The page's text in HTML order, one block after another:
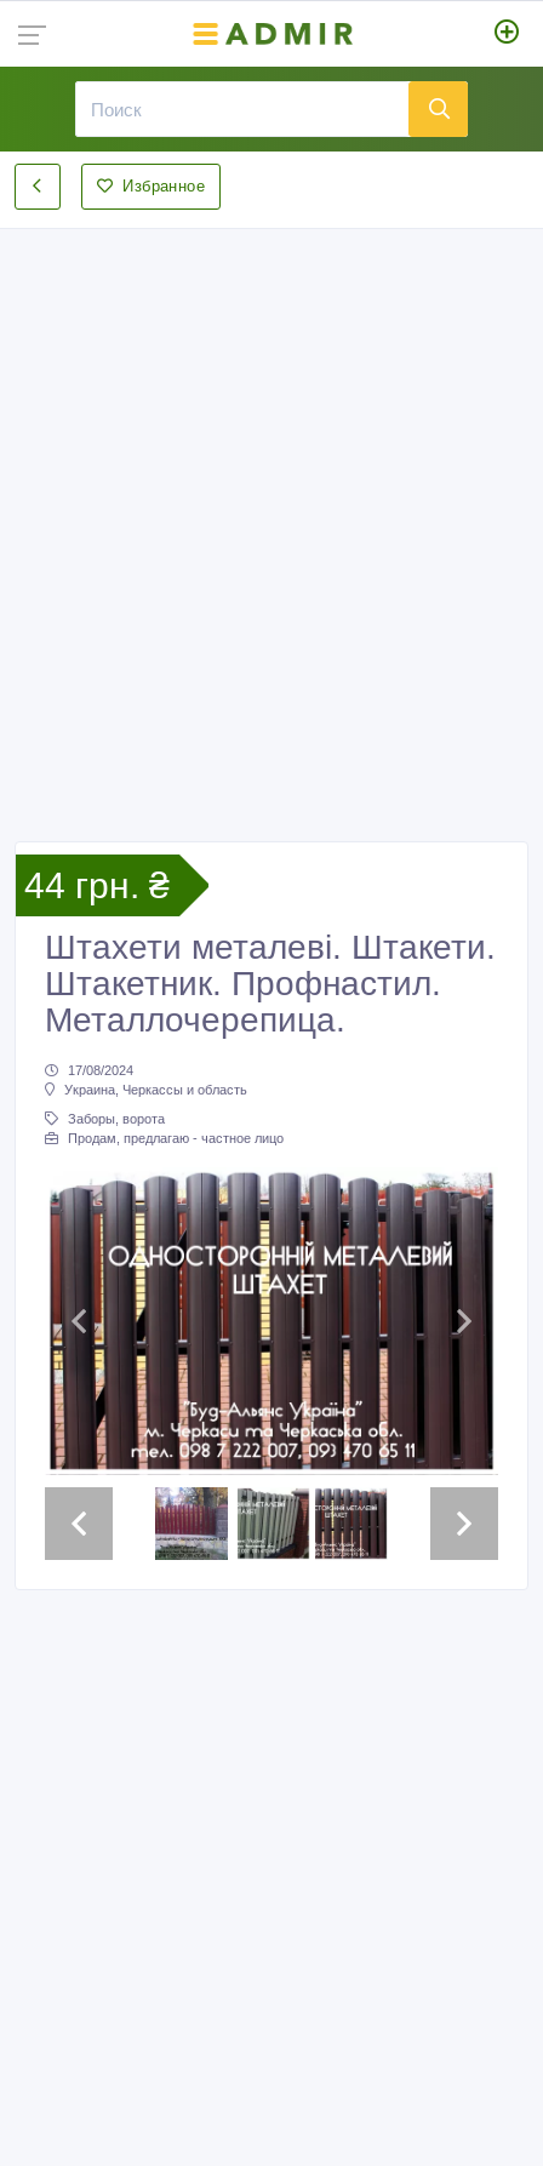
Избранное
44 грн. ₴
Штахети металеві. Штакети.
Штакетник. Профнастил.
Металлочерепица.
17/08/2024
Украина, Черкассы и область
Заборы, ворота
Продам, предлагаю - частное лицо